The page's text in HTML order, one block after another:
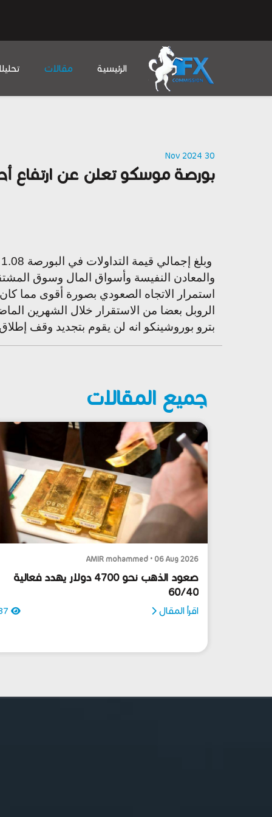
الرئيسية مقالات
30 Nov 2024
بورصة موسكو تعلن عن ارتفاع أحجام
والمعادن النفيسة وأسواق المال وسوق
استمرار الاتجاه الصعودي بصورة أقوى مما
الروبل بعضا من الاستقرار خلال الشهرين
بترو بوروشينكو انه لن يقوم بتجديد وقف
جميع المقالات
AMIR mohammed • 06 Aug 2026
صعود الذهب نحو 4700 دولار يهدد فعالية
60/40
اقرأ المقال